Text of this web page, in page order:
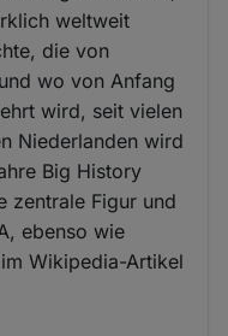
weltweit
die von
wo von Anfang
wird, seit vielen
Niederlanden wird
Big History
zentrale Figur und
ebenso wie
Wikipedia-Artikel